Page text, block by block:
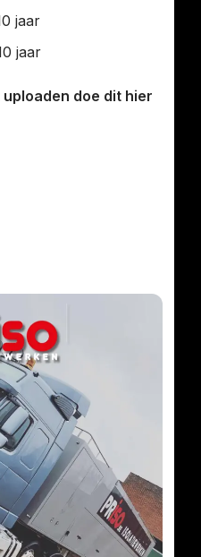
jaar
jaar
doe dit hier